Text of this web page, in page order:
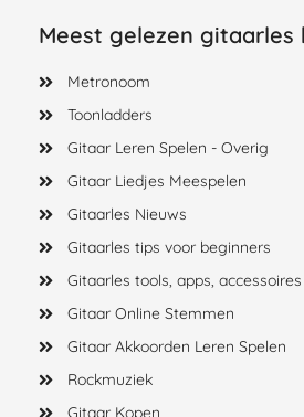
Meest gelezen gitaarles
Metronoom
Toonladders
Gitaar Leren Spelen - Overig
Gitaar Liedjes Meespelen
Gitaarles Nieuws
Gitaarles tips voor beginners
Gitaarles tools, apps,
Gitaar Online Stemmen
Gitaar Akkoorden Leren Spelen
Rockmuziek
Gitaar Kopen